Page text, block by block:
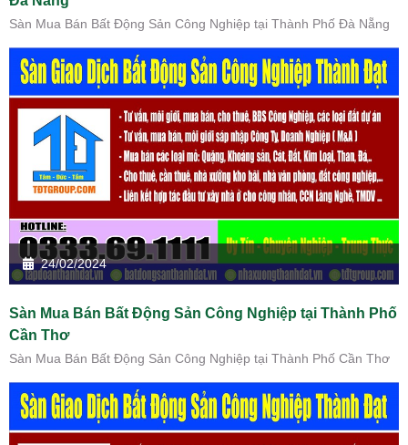
Sàn Mua Bán Bất Động Sản Công Nghiệp tại Thành Phố Đà Nẵng
24/02/2024
Sàn Mua Bán Bất Động Sản Công Nghiệp tại Thành Phố
Cần Thơ
Sàn Mua Bán Bất Động Sản Công Nghiệp tại Thành Phố Cần Thơ